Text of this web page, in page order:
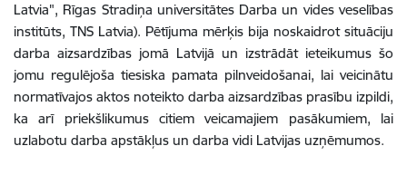
Latvia", Rīgas Stradiņa universitātes Darba un vides veselības
institūts, TNS Latvia). Pētījuma mērķis bija noskaidrot situāciju
darba aizsardzības jomā Latvijā un izstrādāt ieteikumus šo
jomu regulējoša tiesiska pamata pilnveidošanai, lai veicinātu
normatīvajos aktos noteikto darba aizsardzības prasību izpildi,
ka arī priekšlikumus citiem veicamajiem pasākumiem, lai
uzlabotu darba apstākļus un darba vidi Latvijas uzņēmumos.